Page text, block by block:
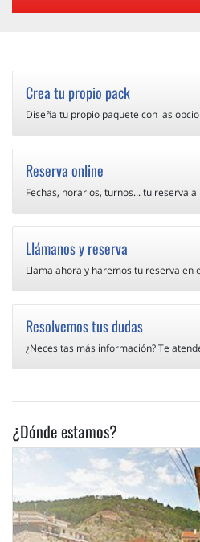
Crea tu propio pack
Diseña tu propio paquete con las
Reserva online
Fechas, horarios, turnos... tu reserva a
Llámanos y reserva
Llama ahora y haremos tu reserva en
Resolvemos tus dudas
¿Necesitas más información? Te
¿Dónde estamos?